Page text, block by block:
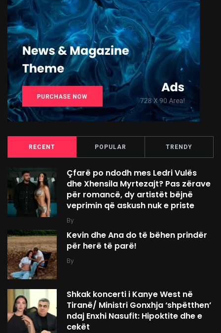
RECENT POPULAR TRENDY
Çfarë po ndodh mes Ledri Vulës
dhe Xhensila Myrtezajt? Pas zërave
për romancë, dy artistët bëjnë
veprimin që askush nuk e priste
By
Kevin dhe Ana do të bëhen prindër
për herë të parë!
By
Shkak koncerti i Kanye West në
Tiranë/ Ministri Gonxhja ‘shpëtthen’
ndaj Enxhi Nasufit: Hipoktite dhe e
cekët